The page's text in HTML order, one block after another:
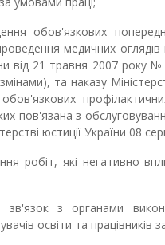
обов'язкових
медичних
від 21 травня 2007 року №
та наказу
обов'язкових
пов'язана з
юстиції України 08
робіт, які негативно
зв'язок з органами
освіти та працівників